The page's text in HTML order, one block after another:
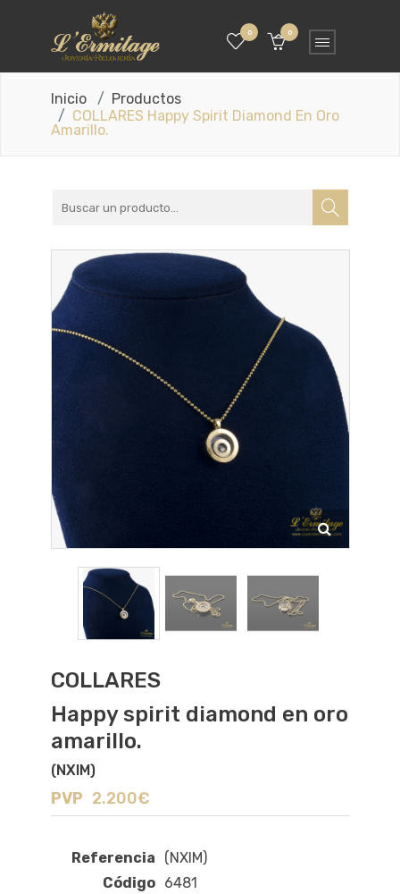
0 0
Inicio
Productos
COLLARES Happy Spirit Diamond En Oro
Amarillo.
COLLARES
Happy spirit diamond en oro
amarillo.
(NXIM)
PVP 2.200€
Referencia
(NXIM)
Código 6481